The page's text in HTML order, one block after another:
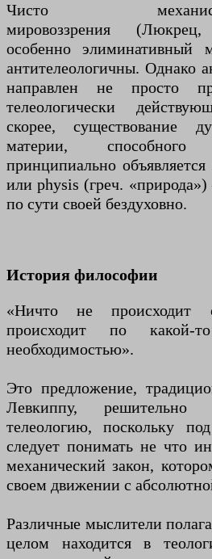
Чисто
мировоззрения
особенно элиминативный
антителеологичны. Однако
направлен не просто
телеологически
скорее, существование
материи,
принципиально
или physis (греч.
по сути своей бездуховно.
История философии
«Ничто не происходит
происходит по
необходимостью».
Это предложение,
Левкиппу, решительно
телеологию, поскольку
следует понимать не что
механический закон,
своем движении с
Различные мыслители
целом находится в